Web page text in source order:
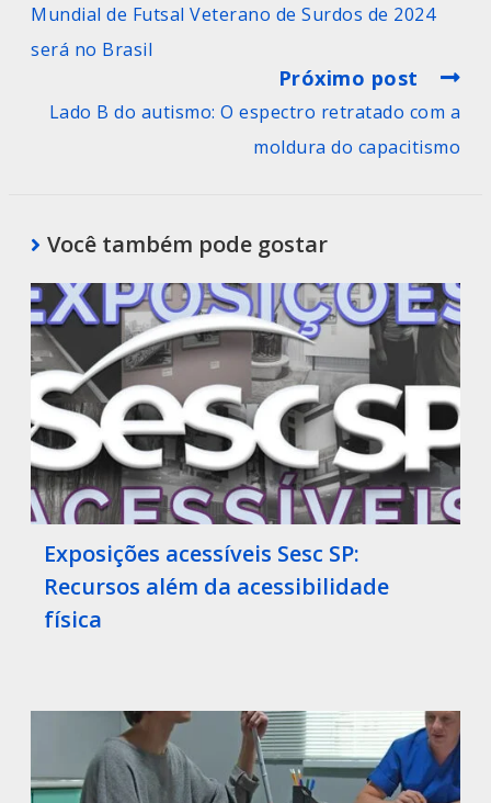
Mundial de Futsal Veterano de Surdos de 2024
será no Brasil
Próximo post
Lado B do autismo: O espectro retratado com a
moldura do capacitismo
Você também pode gostar
Exposições acessíveis Sesc SP:
Recursos além da acessibilidade
física